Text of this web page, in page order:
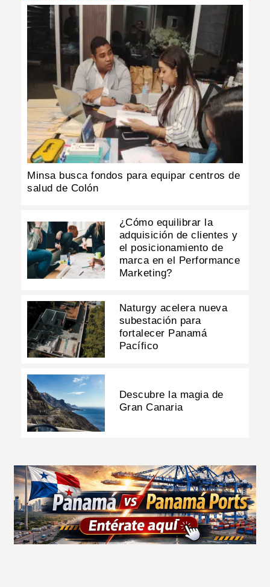
Minsa busca fondos para equipar centros de
salud de Colón
¿Cómo equilibrar la
adquisición de clientes y
el posicionamiento de
marca en el Performance
Marketing?
Naturgy acelera nueva
subestación para
fortalecer Panamá
Pacífico
Descubre la magia de
Gran Canaria